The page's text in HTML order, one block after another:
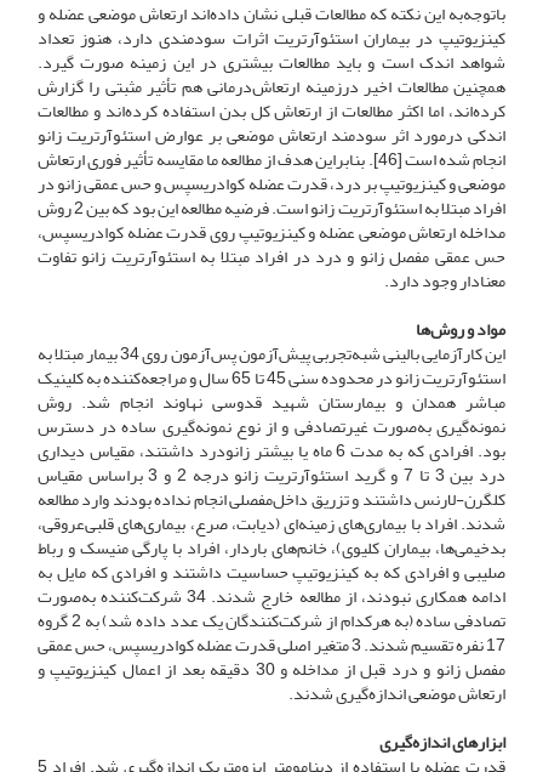
با‌توجه‌به این نکته که مطالعات قبلی نشان داده‌اند ارتعاش موضعی عضله و
کینزیوتیپ در بیماران استئوآرتریت اثرات سودمندی دارد، هنوز تعداد
شواهد اندک است و باید مطالعات بیشتری در این زمینه صورت گیرد.
همچنین مطالعات اخیر در‌زمینه ارتعاش‌درمانی هم تأثیر مثبتی را گزارش
کرده‌اند، اما اکثر مطالعات از ارتعاش کل بدن استفاده کرده‌اند و مطالعات
اندکی در‌مورد اثر سودمند ارتعاش موضعی بر عوارض استئوآرتریت زانو
انجام شده است [46]. بنابراین هدف از مطالعه ما مقایسه تأثیر فوری ارتعاش
موضعی و کینزیوتیپ بر درد، قدرت عضله کوادریسپس و حس عمقی زانو در
افراد مبتلا به استئوآرتریت زانو است. فرضیه مطالعه این بود که بین 2 روش
مداخله ارتعاش موضعی عضله و کینزیوتیپ روی قدرت عضله کوادریسپس،
حس عمقی مفصل زانو و درد در افراد مبتلا به استئوآرتریت زانو تفاوت
معنادار وجود دارد.
مواد و روش‌ها
این کارآزمایی بالینی شبه‌تجربی پیش‌آزمون پس‌آزمون روی 34 بیمار مبتلا به
استئوآرتریت زانو در محدوده سنی 45 تا 65 سال و مراجعه‌کننده به کلینیک
مباشر همدان و بیمارستان شهید قدوسی نهاوند انجام شد. روش
نمونه‌گیری به‌صورت غیرتصادفی و از نوع نمونه‌گیری ساده در دسترس
بود. افرادی که به مدت 6 ماه یا بیشتر زانودرد داشتند، مقیاس دیداری
درد بین 3 تا 7 و گرید استئوآرتریت زانو درجه 2 و 3 بر‌اساس مقیاس
کلگرن-لارنس داشتند و تزریق داخل‌مفصلی انجام نداده بودند وارد مطالعه
شدند. افراد با بیماری‌های زمینه‌ای (دیابت، صرع، بیماری‌های قلبی‌عروقی،
بدخیمی‌ها، بیماران کلیوی)، خانم‌های باردار، افراد با پارگی منیسک و رباط
صلیبی و افرادی که به کینزیوتیپ حساسیت داشتند و افرادی که مایل به
ادامه همکاری نبودند، از مطالعه خارج شدند. 34 شرکت‌کننده به‌صورت
تصادفی ساده (به هر‌کدام از شرکت‌کنندگان یک عدد داده شد) به 2 گروه
17 نفره تقسیم شدند. 3 متغیر اصلی قدرت عضله کوادریسپس، حس عمقی
مفصل زانو و درد قبل از مداخله و 30 دقیقه بعد از اعمال کینزیوتیپ و
ارتعاش موضعی اندازه‌گیری شدند.
ابزارهای اندازه‌گیری